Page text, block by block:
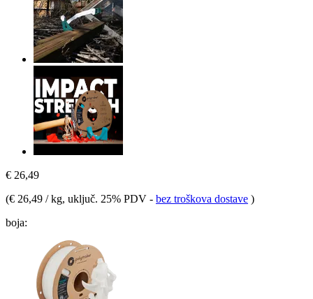
€ 26,49
(€ 26,49 / kg, uključ. 25% PDV - bez troškova dostave )
boja: